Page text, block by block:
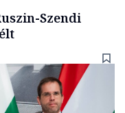
Szendi